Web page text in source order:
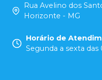
Rua Avelino dos
Horizonte - MG
Horário de
Segunda a sexta das